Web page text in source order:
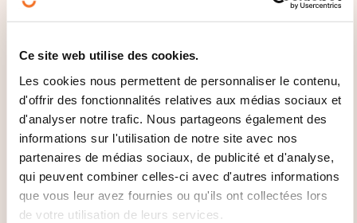
Ce site web utilise des cookies.
Les cookies nous permettent de personnaliser le contenu,
d'offrir des fonctionnalités relatives aux médias sociaux et
d'analyser notre trafic. Nous partageons également des
informations sur l'utilisation de notre site avec nos
partenaires de médias sociaux, de publicité et d'analyse,
qui peuvent combiner celles-ci avec d'autres informations
que vous leur avez fournies ou qu'ils ont collectées lors
de votre utilisation de leurs services.
Comment contacter
l’organisme de formation
?